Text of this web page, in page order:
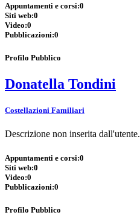
Appuntamenti e corsi:0
Siti web:0
Video:0
Pubblicazioni:0
Profilo Pubblico
Donatella Tondini
Costellazioni Familiari
Descrizione non inserita dall'utente.
Appuntamenti e corsi:0
Siti web:0
Video:0
Pubblicazioni:0
Profilo Pubblico